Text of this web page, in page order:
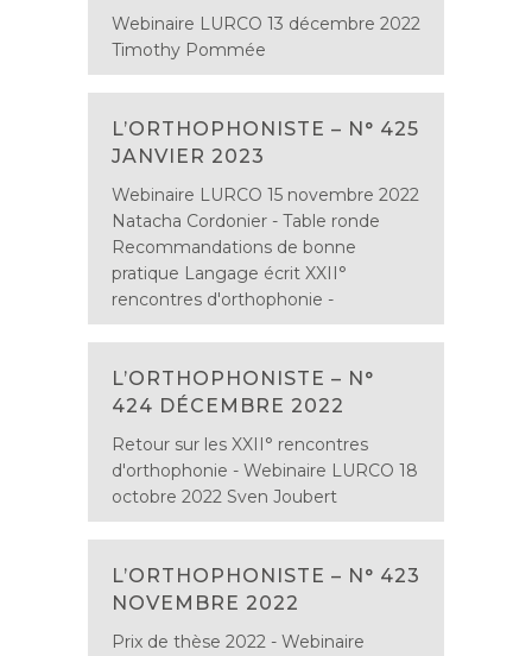
Webinaire LURCO 13 décembre 2022
Timothy Pommée
L’ORTHOPHONISTE – N° 425
JANVIER 2023
Webinaire LURCO 15 novembre 2022
Natacha Cordonier - Table ronde
Recommandations de bonne
pratique Langage écrit XXII°
rencontres d'orthophonie -
L’ORTHOPHONISTE – N°
424 DÉCEMBRE 2022
Retour sur les XXII° rencontres
d'orthophonie - Webinaire LURCO 18
octobre 2022 Sven Joubert
L’ORTHOPHONISTE – N° 423
NOVEMBRE 2022
Prix de thèse 2022 - Webinaire